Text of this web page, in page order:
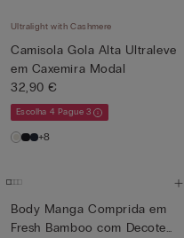
Ultralight with Cashmere
Camisola Gola Alta Ultraleve
em Caxemira Modal
32,90 €
Escolha 4 Pague 3
+8
Body Manga Comprida em
Fresh Bamboo com Decote